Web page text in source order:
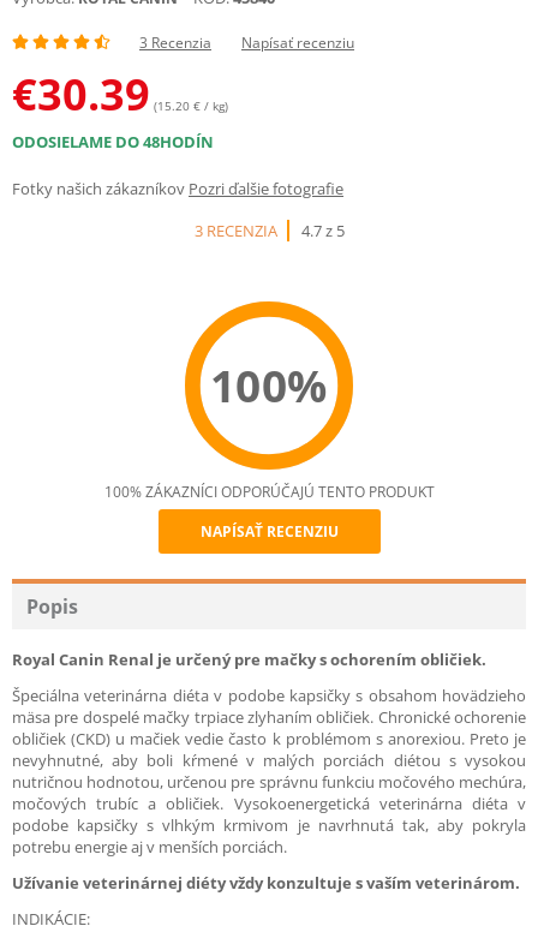
3 Recenzia Napísať recenziu
€30.39 (15.20 € / kg)
ODOSIELAME DO 48HODÍN
Fotky našich zákazníkov Pozri ďalšie fotografie
3 RECENZIA
4.7 z 5
100%
Recommend
100% ZÁKAZNÍCI ODPORÚČAJÚ TENTO PRODUKT
NAPÍSAŤ RECENZIU
Popis
Royal Canin Renal je určený pre mačky s ochorením obličiek.
Špeciálna veterinárna diéta v podobe kapsičky s obsahom hovädzieho
mäsa pre dospelé mačky trpiace zlyhaním obličiek. Chronické ochorenie
obličiek (CKD) u mačiek vedie často k problémom s anorexiou. Preto je
nevyhnutné, aby boli kŕmené v malých porciách diétou s vysokou
nutričnou hodnotou, určenou pre správnu funkciu močového mechúra,
močových trubíc a obličiek. Vysokoenergetická veterinárna diéta v
podobe kapsičky s vlhkým krmivom je navrhnutá tak, aby pokryla
potrebu energie aj v menších porciách.
Užívanie veterinárnej diéty vždy konzultuje s vaším veterinárom.
INDIKÁCIE: